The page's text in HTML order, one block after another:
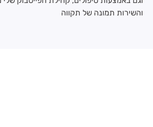
והשירות תמונה של תקווה